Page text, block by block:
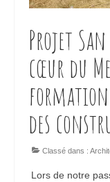
Projet
cœur du
formation
des
Classé dans :
Lors de notre